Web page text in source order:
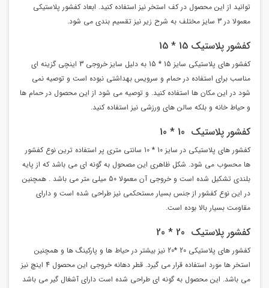
توانید از این محصول در کف استخر نیز استفاده کنید. ابعاد کفشور پلاستیکی
معمولا در 3 سایز مختلف به شرح زیر نیز تقسیم بندی می شود.
کفشور پلاستیک 15 * 15
کفشور های پلاستیکی سایز 15 * 15 به دلیل سایز خروجی 3 اینچی گزینه ای
مناسب برای استفاده در حمام و سرویس بهداشتی نبوده است و توصیه نمی
شود در این مکان ها استفاده کنید. و توصیه می شود از این محصول در حمام ها
و حیاط خانه و بلکه سالن های ورزشی نیز استفاده کنید.
کفشور پلاستیک 10 * 10
کفشور های پلاستیکی در سایز 10 * 10 سانتی متری پر استفاده ترین نوع کفشور
ها محسوب می شود. شکل ظاهری این مصحول به گونه ای می باشد که از پایه
بلندی تشکیل شده است و خروجی آن معمولا 50 میلی متر می باشد . همچنین
در این نوع کفشور از جنس بسیار مستحکمی نیز طراحی شده است و دارای
مقاومت بسیار بالا بوده است.
کفشور پلاستیک 20 * 20
کفشور های پلاستیکی 20 *20 نیز بیشتر در حیاط ها و پارکینگ ها و همچنین
استخر ها مورد استفاده قرار می گیرد. قطر دهانه خروجی این محصول 4 اینچ نیز
می باشد. این محصول به گونه ای طراحی شده است دارای آشغال گیر می باشد